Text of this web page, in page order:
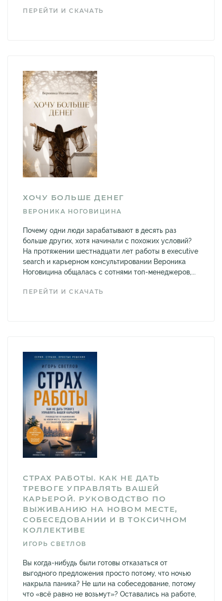
ПЕРЕЙТИ И СКАЧАТЬ
ХОЧУ БОЛЬШЕ ДЕНЕГ
ВЕРОНИКА НОГОВИЦИНА
Почему одни люди зарабатывают в десять раз
больше других, хотя начинали с похожих условий?
На протяжении шестнадцати лет работы в executive
search и карьерном консультировании Вероника
Ноговицина общалась с сотнями топ-менеджеров,...
ПЕРЕЙТИ И СКАЧАТЬ
СТРАХ РАБОТЫ. КАК НЕ ДАТЬ
ТРЕВОГЕ УПРАВЛЯТЬ ВАШЕЙ
КАРЬЕРОЙ. РУКОВОДСТВО ПО
ВЫЖИВАНИЮ НА НОВОМ МЕСТЕ,
СОБЕСЕДОВАНИИ И В ТОКСИЧНОМ
КОЛЛЕКТИВЕ
ИГОРЬ СВЕТЛОВ
Вы когда-нибудь были готовы отказаться от
выгодного предложения просто потому, что ночью
накрыла паника? Не шли на собеседование, потому
что «всё равно не возьмут»? Оставались на работе,